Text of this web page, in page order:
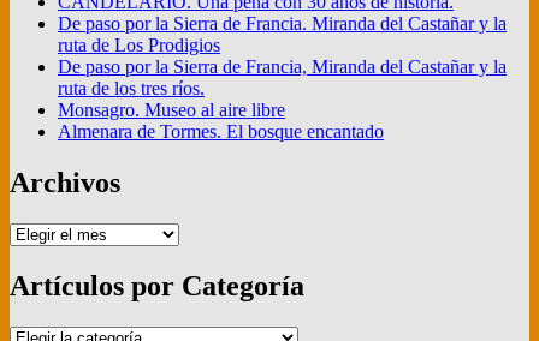
De paso por la Sierra de Francia. Miranda del Castañar y la
ruta de Los Prodigios
De paso por la Sierra de Francia, Miranda del Castañar y la
ruta de los tres ríos.
Monsagro. Museo al aire libre
Almenara de Tormes. El bosque encantado
Archivos
Archivos
Artículos por Categoría
Artículos